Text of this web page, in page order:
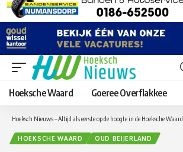
Hoeksche Waard Goeree Overflakkee
Hoeksch Nieuws – Altijd als eerste op de hoogte in de Hoeksche Waard
HOEKSCHE WAARD OUD BEIJERLAND